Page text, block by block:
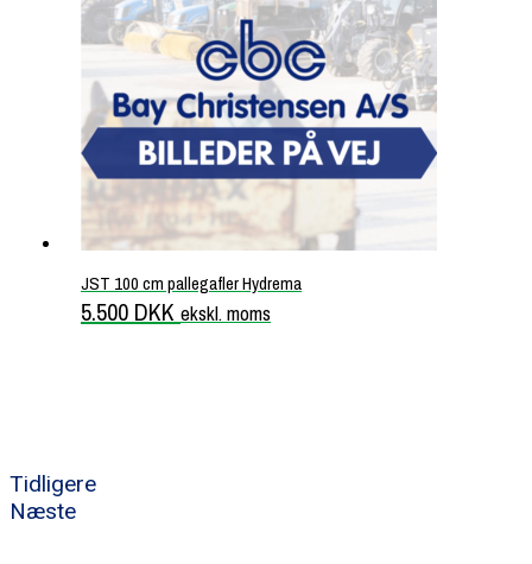
JST 100 cm pallegafler Hydrema
5.500 DKK ekskl. moms
Tidligere
Næste